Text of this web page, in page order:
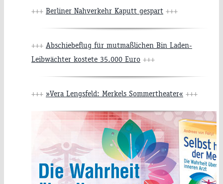
+++ Berliner Nahverkehr Kaputt gespart +++
+++ Abschiebeflug für mutmaßlichen Bin Laden-
Leibwächter kostete 35.000 Euro +++
+++ »Vera Lengsfeld: Merkels Sommertheater« +++